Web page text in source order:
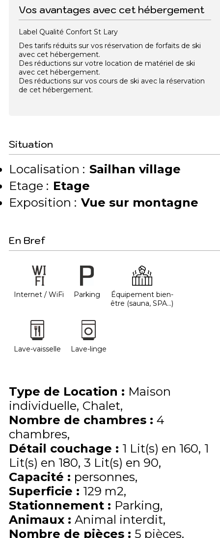
Vos avantages avec cet hébergement
Label Qualité Confort St Lary
Des tarifs réduits sur vos réservation de forfaits de ski
avec cet hébergement.
Des réductions sur votre location de matériel de ski
avec cet hébergement.
Des réductions sur vos cours de ski avec la réservation
de cet hébergement.
Situation
Localisation : Sailhan village
Etage : Etage
Exposition : Vue sur montagne
En Bref
Internet / WiFi Parking
Équipement bien-
être (sauna, SPA...)
Lave-vaisselle Lave-linge
Type de Location : Maison
individuelle Chalet
Nombre de chambres : 4
chambres
Détail couchage : 1 Lit(s) en 160 1
Lit(s) en 180 3 Lit(s) en 90
Capacité : personnes
Superficie : 129 m2
Stationnement : Parking
Animaux : Animal interdit
Nombre de pièces : 5 pièces